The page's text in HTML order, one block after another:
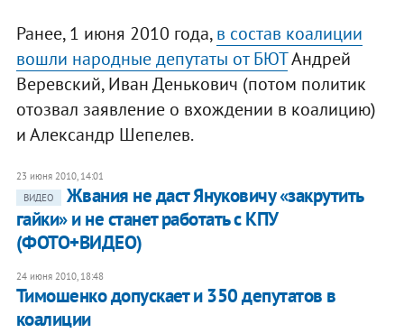
Ранее, 1 июня 2010 года,в состав коалиции
вошли народные депутаты от БЮТАндрей
Веревский, Иван Денькович (потом политик
отозвал заявление о вхождении в коалицию)
и Александр Шепелев.
23 июня 2010, 14:01
ВИДЕО
Жвания не даст Януковичу «закрутить
гайки» и не станет работать с КПУ
(ФОТО+ВИДЕО)
24 июня 2010, 18:48
Тимошенко допускает и 350 депутатов в
коалиции